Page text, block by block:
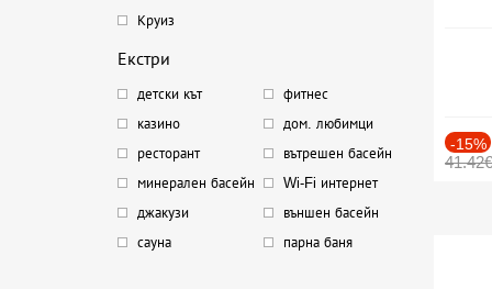
Круиз
Екстри
детски кът
фитнес
казино
дом. любимци
ресторант
вътрешен басейн
минерален басейн
Wi-Fi интернет
джакузи
външен басейн
сауна
парна баня
-15%
41.42€